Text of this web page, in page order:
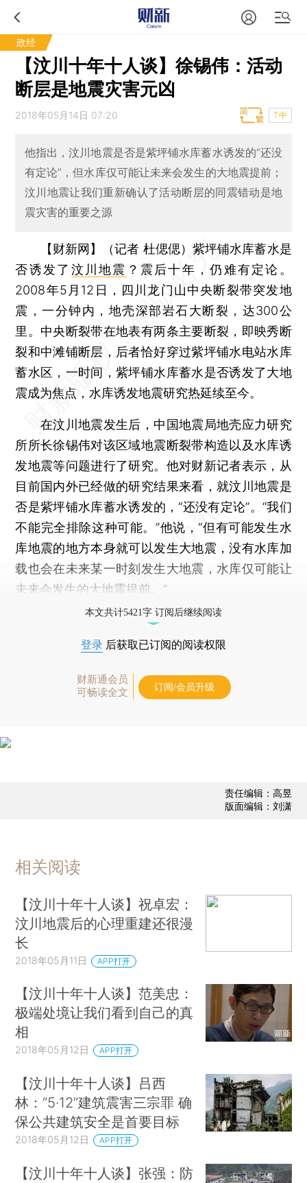
政经
【汶川十年十人谈】徐锡伟：活动
断层是地震灾害元凶
2018年05月14日 07:20 T中
他指出，汶川地震是否是紫坪铺水库蓄水诱发的“还没
有定论”，但水库仅可能让未来会发生的大地震提前；
汶川地震让我们重新确认了活动断层的同震错动是地
震灾害的重要之源
【财新网】（记者 杜偲偲） 紫坪铺水库蓄水是
否诱发了 汶川地震 ？震后十年，仍难有定论。
2008年5月12日，四川龙门山中央断裂带突发地
震，一分钟内，地壳深部岩石大断裂，达300公
里。中央断裂带在地表有两条主要断裂，即映秀断
裂和中滩铺断层，后者恰好穿过紫坪铺水电站水库
蓄水区，一时间，紫坪铺水库蓄水是否诱发了大地
震成为焦点，水库诱发地震研究热延续至今。
在汶川地震发生后，中国地震局地壳应力研究
所所长徐锡伟对该区域地震断裂带构造以及水库诱
发地震等问题进行了研究。他对财新记者表示，从
目前国内外已经做的研究结果来看，就汶川地震是
否是紫坪铺水库蓄水诱发的，“还没有定论”。“我们
不能完全排除这种可能。”他说，“但有可能发生水
库地震的地方本身就可以发生大地震，没有水库加
载也会在未来某一时刻发生大地震，水库仅可能让
未来会发生的大地震提前。”
本文共计5421字 订阅后继续阅读
登录 后获取已订阅的阅读权限
财新通会员
可畅读全文
订阅/会员升级
责任编辑：高昱
版面编辑：刘潇
相关阅读
【汶川十年十人谈】祝卓宏：
汶川地震后的心理重建还很漫
长
2018年05月11日 APP打开
【汶川十年十人谈】范美忠：
极端处境让我们看到自己的真
相
2018年05月12日 APP打开
【汶川十年十人谈】吕西
林：“5·12”建筑震害三宗罪 确
保公共建筑安全是首要目标
2018年05月12日 APP打开
【汶川十年十人谈】张强：防